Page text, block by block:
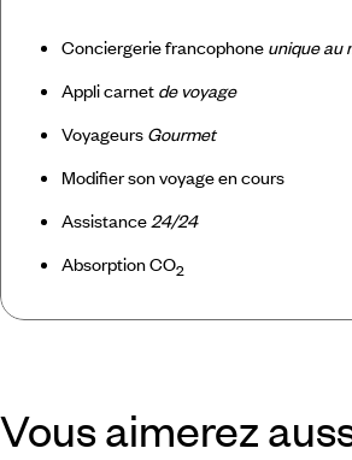
Conciergerie francophone unique au
Appli carnet de voyage
Voyageurs Gourmet
Modifier son voyage en cours
Assistance24/24
Absorption CO2
Vous aimerez